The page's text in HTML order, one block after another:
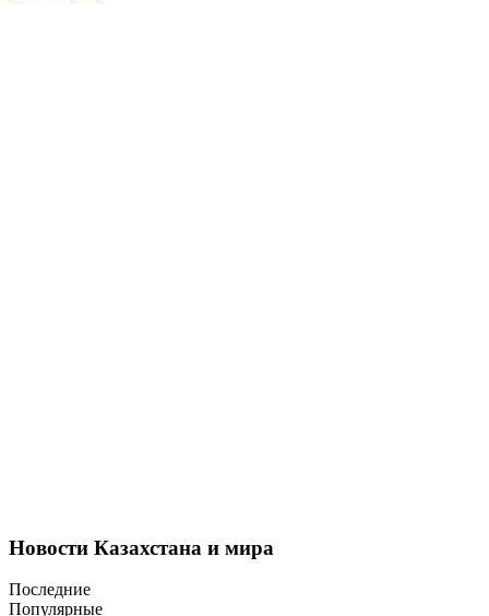
Новости Казахстана и мира
Последние
Популярные